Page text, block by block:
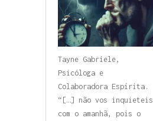
Tayne Gabriele,
Psicóloga e
Colaboradora Espírita.
“[…] não vos inquieteis
com o amanhã, pois o